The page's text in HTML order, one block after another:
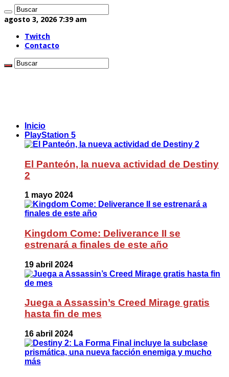
agosto 3, 2026 7:39 am
Twitch
Contacto
Inicio
PlayStation 5
El Panteón, la nueva actividad de Destiny
2
1 mayo 2024
Kingdom Come: Deliverance II se
estrenará a finales de este año
19 abril 2024
Juega a Assassin’s Creed Mirage gratis
hasta fin de mes
16 abril 2024